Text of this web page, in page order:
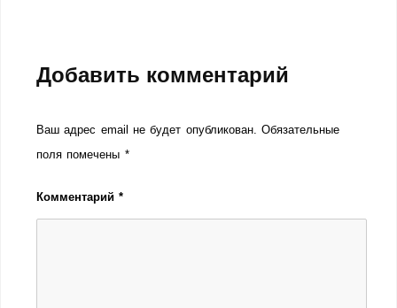
Добавить комментарий
Ваш адрес email не будет опубликован. Обязательные
поля помечены *
Комментарий*